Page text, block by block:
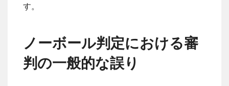
す。
ノーボール判定における審
判の一般的な誤り